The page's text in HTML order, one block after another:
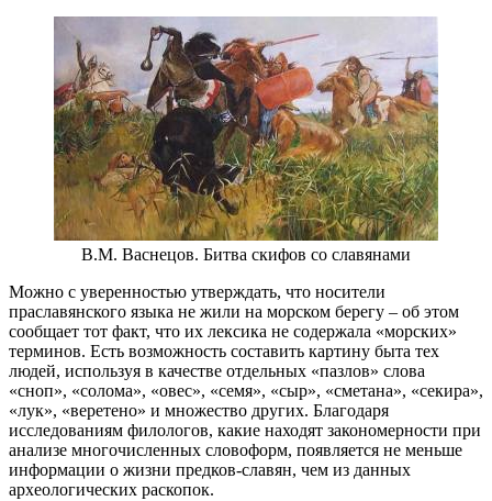
В.М. Васнецов. Битва скифов со славянами
Можно с уверенностью утверждать, что носители
праславянского языка не жили на морском берегу – об этом
сообщает тот факт, что их лексика не содержала «морских»
терминов. Есть возможность составить картину быта тех
людей, используя в качестве отдельных «пазлов» слова
«сноп», «солома», «овес», «семя», «сыр», «сметана», «секира»,
«лук», «веретено» и множество других. Благодаря
исследованиям филологов, какие находят закономерности при
анализе многочисленных словоформ, появляется не меньше
информации о жизни предков-славян, чем из данных
археологических раскопок.